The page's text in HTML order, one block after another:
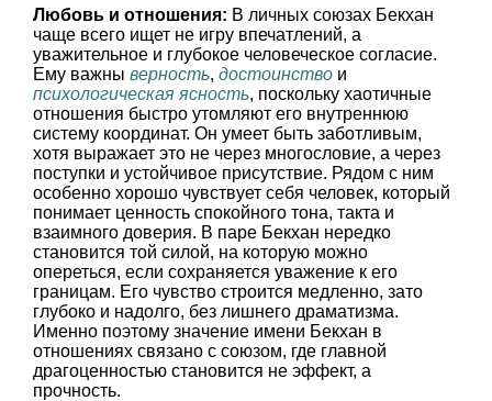
Любовь и отношения: В личных союзах Бекхан
чаще всего ищет не игру впечатлений, а
уважительное и глубокое человеческое согласие.
Ему важны верность, достоинство и
психологическая ясность, поскольку хаотичные
отношения быстро утомляют его внутреннюю
систему координат. Он умеет быть заботливым,
хотя выражает это не через многословие, а через
поступки и устойчивое присутствие. Рядом с ним
особенно хорошо чувствует себя человек, который
понимает ценность спокойного тона, такта и
взаимного доверия. В паре Бекхан нередко
становится той силой, на которую можно
опереться, если сохраняется уважение к его
границам. Его чувство строится медленно, зато
глубоко и надолго, без лишнего драматизма.
Именно поэтому значение имени Бекхан в
отношениях связано с союзом, где главной
драгоценностью становится не эффект, а
прочность.